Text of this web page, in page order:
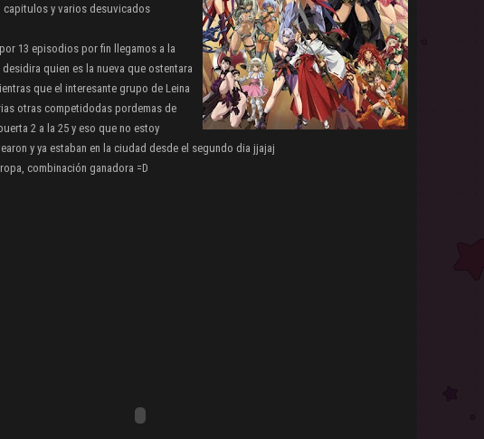
capitulos y varios desuvicados
13 episodios por fin llegamos a la
quien es la nueva que ostentara
que el interesante grupo de Leina
otras competidodas pordemas de
2 a la 25 y eso que no estoy
y ya estaban en la ciudad desde el segundo dia jjajaj
combinación ganadora =D